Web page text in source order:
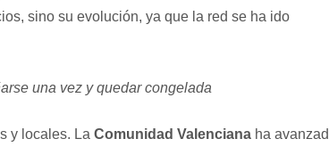
sino su evolución, ya que la red se ha ido
una vez y quedar congelada
y locales. La Comunidad Valenciana ha